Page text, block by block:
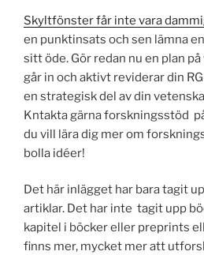
Skyltfönster får inte vara
en punktinsats och sen lämna
sitt öde. Gör redan nu en plan
går in och aktivt reviderar din
en strategisk del av din
Kntakta gärna forskningsstöd
du vill lära dig mer om
bolla idéer!
Det här inlägget har bara tagit
artiklar. Det har inte tagit upp
kapitel i böcker eller preprints
finns mer, mycket mer att